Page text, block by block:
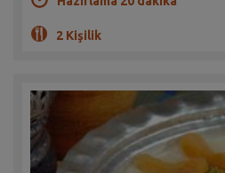
2 Kişilik